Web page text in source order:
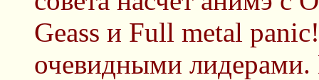
Geass и Full metal
очевидными лидерами.